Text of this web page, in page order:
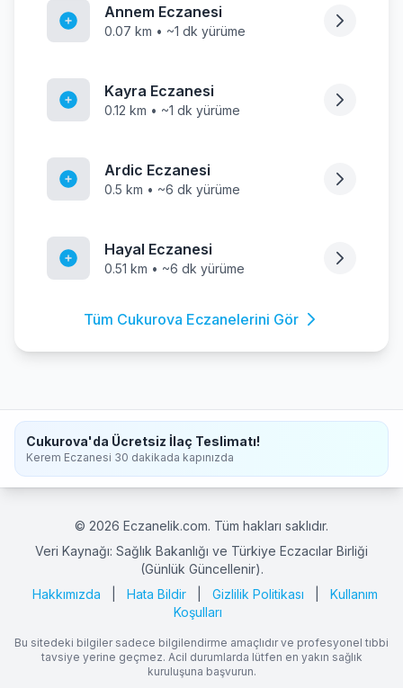
Annem Eczanesi
0.07 km • ~1 dk yürüme
Kayra Eczanesi
0.12 km • ~1 dk yürüme
Ardic Eczanesi
0.5 km • ~6 dk yürüme
Hayal Eczanesi
0.51 km • ~6 dk yürüme
Tüm Cukurova Eczanelerini Gör
Cukurova'da Ücretsiz İlaç Teslimatı!
Kerem Eczanesi 30 dakikada kapınızda
© 2026 Eczanelik.com. Tüm hakları saklıdır.
Veri Kaynağı: Sağlık Bakanlığı ve Türkiye Eczacılar Birliği
(Günlük Güncellenir).
Hakkımızda
Hata Bildir Gizlilik Politikası
Kullanım
Koşulları
Bu sitedeki bilgiler sadece bilgilendirme amaçlıdır ve profesyonel tıbbi
tavsiye yerine geçmez. Acil durumlarda lütfen en yakın sağlık
kuruluşuna başvurun.